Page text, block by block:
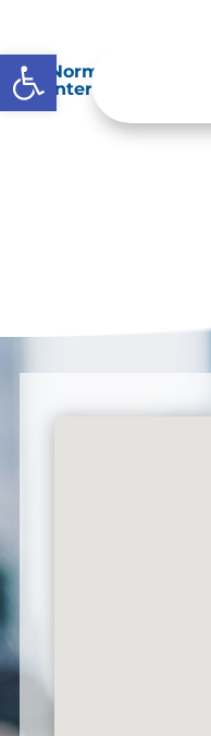
Abrir barra de
Normatividad
interés.